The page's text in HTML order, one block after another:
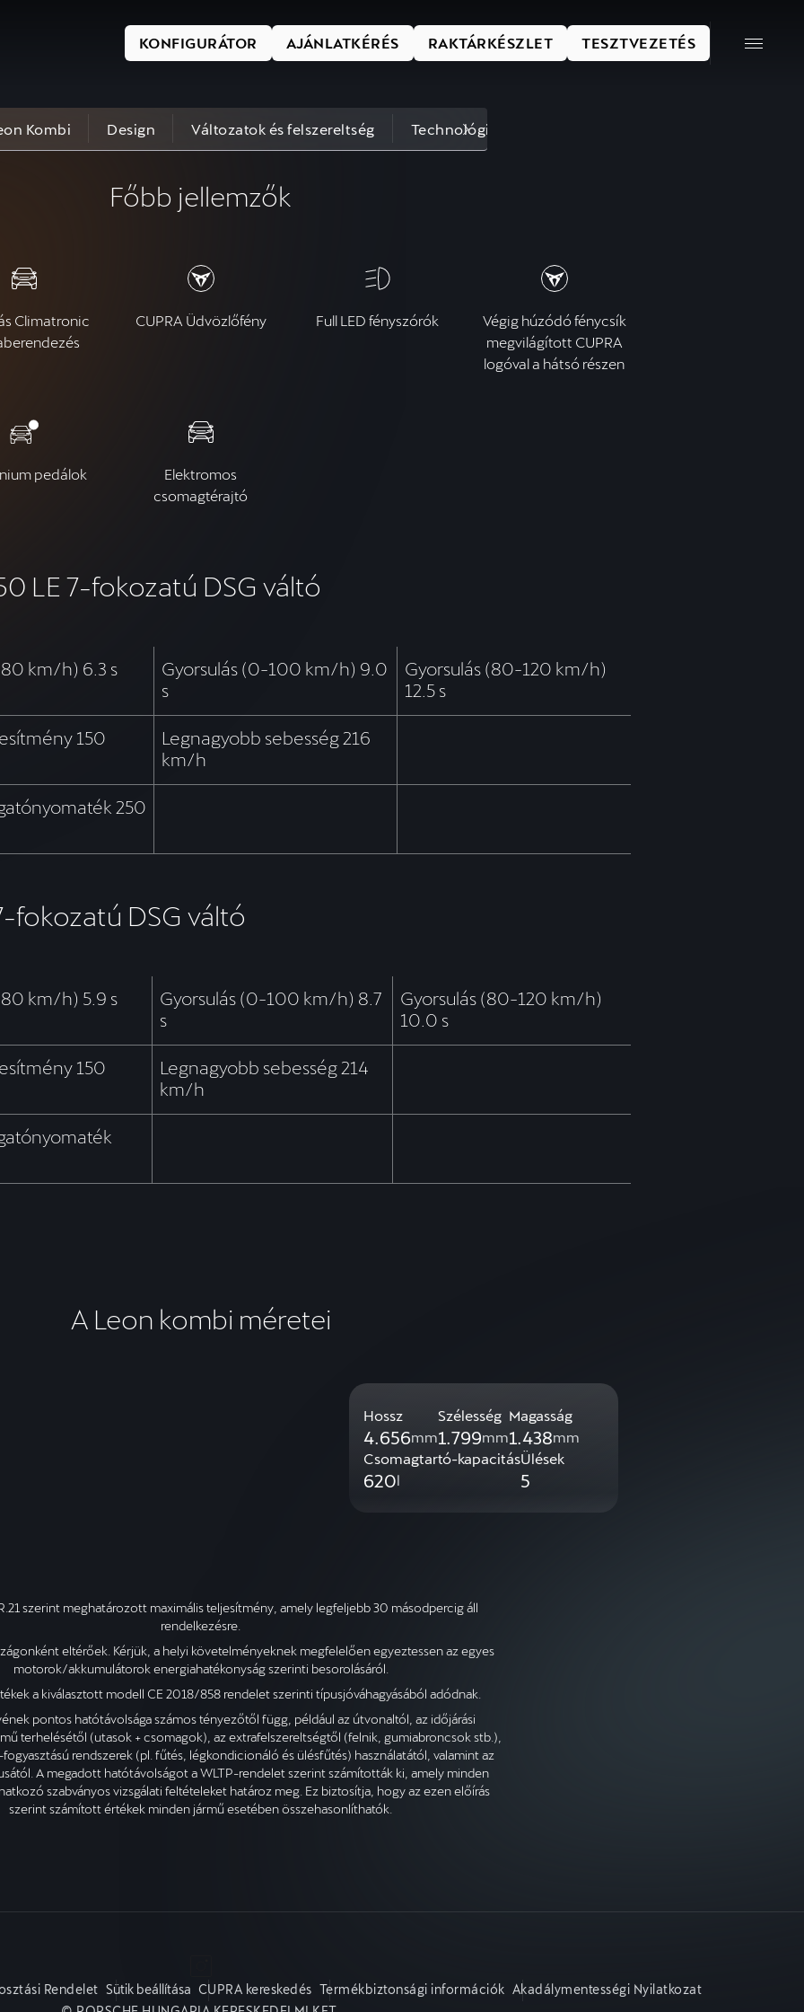
KONFIGURÁTOR AJÁNLATKÉRÉS RAKTÁRKÉSZLET TESZTVEZETÉS
Kombi Design Változatok és felszereltség Technológia
Főbb jellemzők
Climatronic
CUPRA Üdvözlőfény Full LED fényszórók
Végig húzódó fénycsík
megvilágított CUPRA
logóval a hátsó részen
pedálok
Elektromos
csomagtérajtó
LE 7-fokozatú DSG váltó
km/h) 6.3 s
Gyorsulás (0-100 km/h) 9.0
s
Gyorsulás (80-120 km/h)
12.5 s
150
Legnagyobb sebesség 216
km/h
250
fokozatú DSG váltó
km/h) 5.9 s
Gyorsulás (0-100 km/h) 8.7
s
Gyorsulás (80-120 km/h)
10.0 s
150
Legnagyobb sebesség 214
km/h
A Leon kombi méretei
Hossz
4.656mm
Szélesség
1.799mm
Magasság
1.438mm
Csomagtartó-kapacitás
620l
Ülések
5
szerint meghatározott maximális teljesítmény, amely legfeljebb 30 másodpercig áll
rendelkezésre.
eltérőek. Kérjük, a helyi követelményeknek megfelelően egyeztessen az egyes
motorok/akkumulátorok energiahatékonyság szerinti besorolásáról.
a kiválasztott modell CE 2018/858 rendelet szerinti típusjóváhagyásából adódnak.
pontos hatótávolsága számos tényezőtől függ, például az útvonaltól, az időjárási
terhelésétől (utasok + csomagok), az extrafelszereltségtől (felnik, gumiabroncsok stb.),
rendszerek (pl. fűtés, légkondicionáló és ülésfűtés) használatától, valamint az
A megadott hatótávolságot a WLTP-rendelet szerint számították ki, amely minden
szabványos vizsgálati feltételeket határoz meg. Ez biztosítja, hogy az ezen előírás
szerint számított értékek minden jármű esetében összehasonlíthatók.
Rendelet Sütik beállítása CUPRA kereskedés Termékbiztonsági információk Akadálymentességi Nyilatkozat